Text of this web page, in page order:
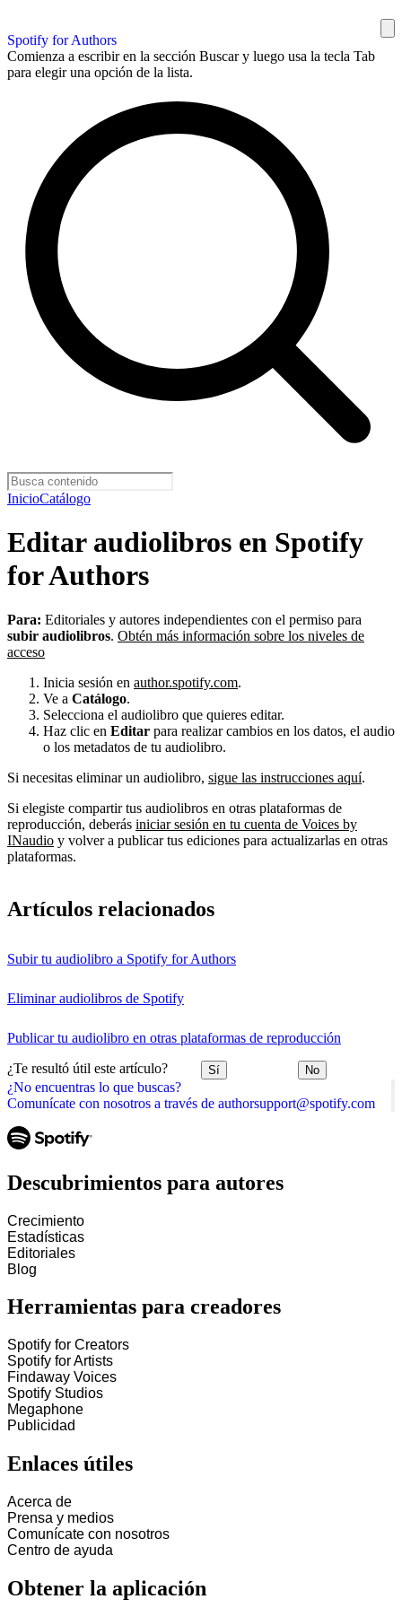
Spotify for Authors
Comienza a escribir en la sección Buscar y luego usa la tecla Tab
para elegir una opción de la lista.
InicioCatálogo
¿No encuentras lo que buscas?
Comunícate con nosotros a través de authorsupport@spotify.com
Editar audiolibros en Spotify
for Authors
Para: Editoriales y autores independientes con el permiso para
subir audiolibros. Obtén más información sobre los niveles de
acceso
Inicia sesión en author.spotify.com.
Ve a Catálogo.
Selecciona el audiolibro que quieres editar.
Haz clic en Editar para realizar cambios en los datos, el audio
o los metadatos de tu audiolibro.
Si necesitas eliminar un audiolibro, sigue las instrucciones aquí.
Si elegiste compartir tus audiolibros en otras plataformas de
reproducción, deberás iniciar sesión en tu cuenta de Voices by
INaudio y volver a publicar tus ediciones para actualizarlas en otras
plataformas.
Artículos relacionados
Subir tu audiolibro a Spotify for Authors
Eliminar audiolibros de Spotify
Publicar tu audiolibro en otras plataformas de reproducción
¿Te resultó útil este artículo? Sí No
Descubrimientos para autores
Crecimiento
Estadísticas
Editoriales
Blog
Herramientas para creadores
Spotify for Creators
Spotify for Artists
Findaway Voices
Spotify Studios
Megaphone
Publicidad
Enlaces útiles
Acerca de
Prensa y medios
Comunícate con nosotros
Centro de ayuda
Obtener la aplicación